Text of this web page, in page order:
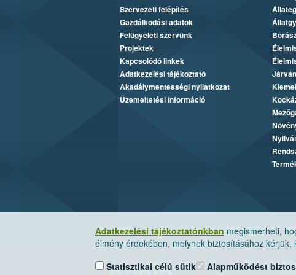
Adatkezelési tájékoztatónkban megismerheti,
élmény érdekében, melynek biztosításához kérjük,
Statisztikai célú sütik
Alapműködést
Szervezeti felépítés
Gazdálkodási adatok
Felügyeleti szervünk
Projektek
Kapcsolódó linkek
Adatkezelési tájékoztató
Akadálymentességi nyilatkozat
Üzemeltetési információ